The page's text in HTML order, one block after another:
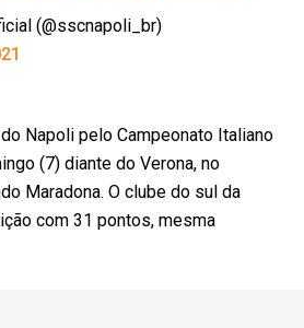
(@sscnapoli_br)
Napoli pelo Campeonato Italiano
(7) diante do Verona, no
Maradona. O clube do sul da
com 31 pontos, mesma